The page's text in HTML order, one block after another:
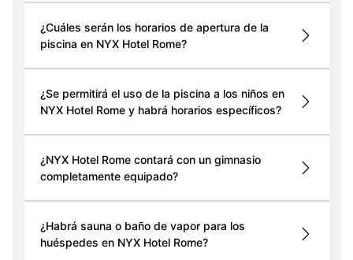
¿Cuáles serán los horarios de apertura de la
piscina en NYX Hotel Rome?
¿Se permitirá el uso de la piscina a los niños en
NYX Hotel Rome y habrá horarios específicos?
¿NYX Hotel Rome contará con un gimnasio
completamente equipado?
¿Habrá sauna o baño de vapor para los
huéspedes en NYX Hotel Rome?